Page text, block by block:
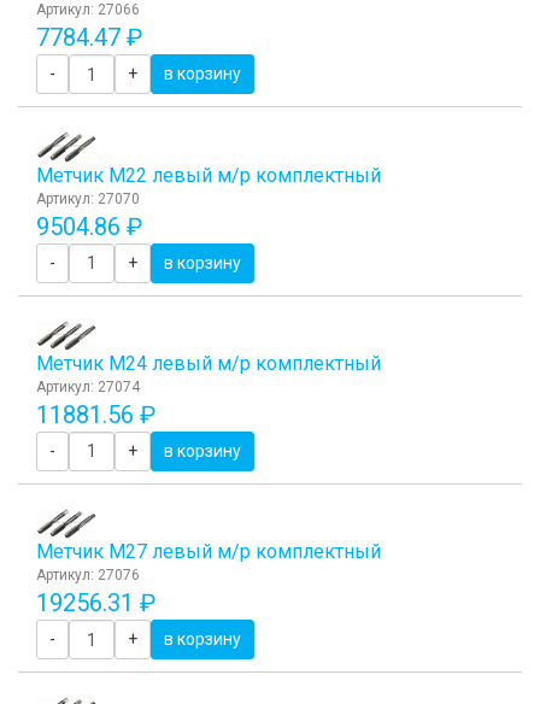
Артикул: 27066
7784.47 ₽
- + в корзину
Метчик М22 левый м/р комплектный
Артикул: 27070
9504.86 ₽
- + в корзину
Метчик М24 левый м/р комплектный
Артикул: 27074
11881.56 ₽
- + в корзину
Метчик М27 левый м/р комплектный
Артикул: 27076
19256.31 ₽
- + в корзину